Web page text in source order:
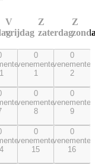
V
vrijdag
Z
zaterdag
Z
0
evenementen
1
evenementen,
0
evenementen
2
0
evenementen
8
evenementen,
0
evenementen
9
0
evenementen
15
evenementen,
0
evenementen
16